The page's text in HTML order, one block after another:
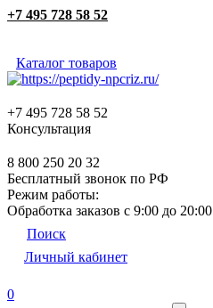
+7 495 728 58 52
Каталог товаров
+7 495 728 58 52
Консультация
8 800 250 20 32
Бесплатный звонок по РФ
Режим работы:
Обработка заказов с 9:00 до 20:00
Поиск
Личный кабинет
0